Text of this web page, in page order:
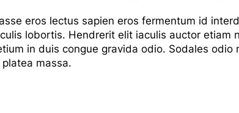
eros lectus sapien eros fermentum id
lobortis. Hendrerit elit iaculis auctor etiam
in duis congue gravida odio. Sodales
massa.